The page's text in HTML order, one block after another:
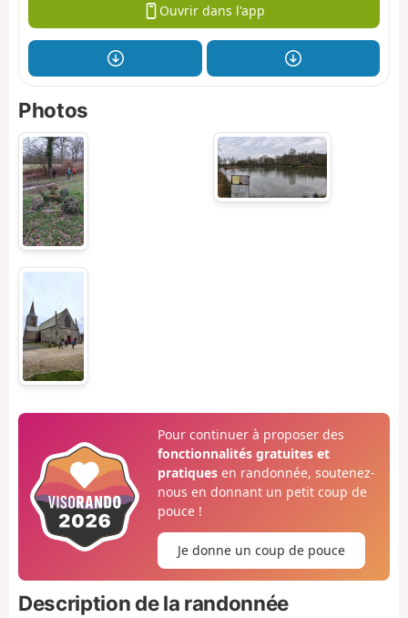
Ouvrir dans l'app
Photos
Pour continuer à proposer des
fonctionnalités gratuites et
pratiquesen randonnée, soutenez-
nous en donnant un petit coup de
pouce !
Je donne un coup de pouce
Description de la randonnée